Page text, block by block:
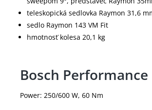
teleskopická sedlovka Raymon 31,6
sedlo Raymon 143 VM Fit
hmotnosť kolesa 20,1 kg
Bosch Performance
Power: 250/600 W, 60 Nm